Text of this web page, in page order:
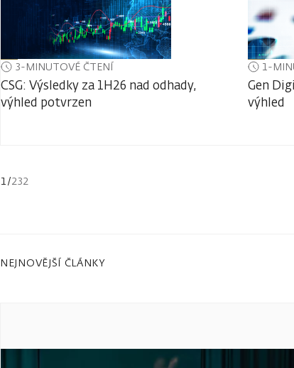
3-MINUTOVÉ ČTENÍ
CSG: Výsledky za 1H26 nad odhady,
výhled potvrzen
1-
Gen
výhled
1 /232
NEJNOVĚJŠÍ ČLÁNKY